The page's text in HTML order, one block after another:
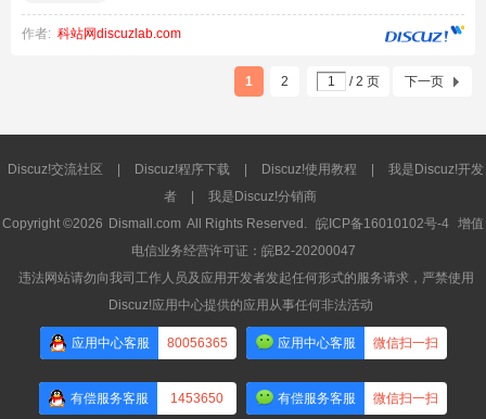
作者: 科站网discuzlab.com
1 2 / 2 页 下一页
Discuz!交流社区 Discuz!程序下载 Discuz!使用教程
我是Discuz!开发
者
我是Discuz!分销商
Copyright ©2026 Dismall.com All Rights Reserved. 皖ICP备16010102号-4 增值
电信业务经营许可证：皖B2-20200047
违法网站请勿向我司工作人员及应用开发者发起任何形式的服务请求，严禁使用
Discuz!应用中心提供的应用从事任何非法活动
应用中心客服 80056365 应用中心客服 微信扫一扫
有偿服务客服 1453650 有偿服务客服 微信扫一扫